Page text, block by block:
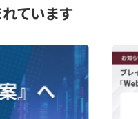
ています
"